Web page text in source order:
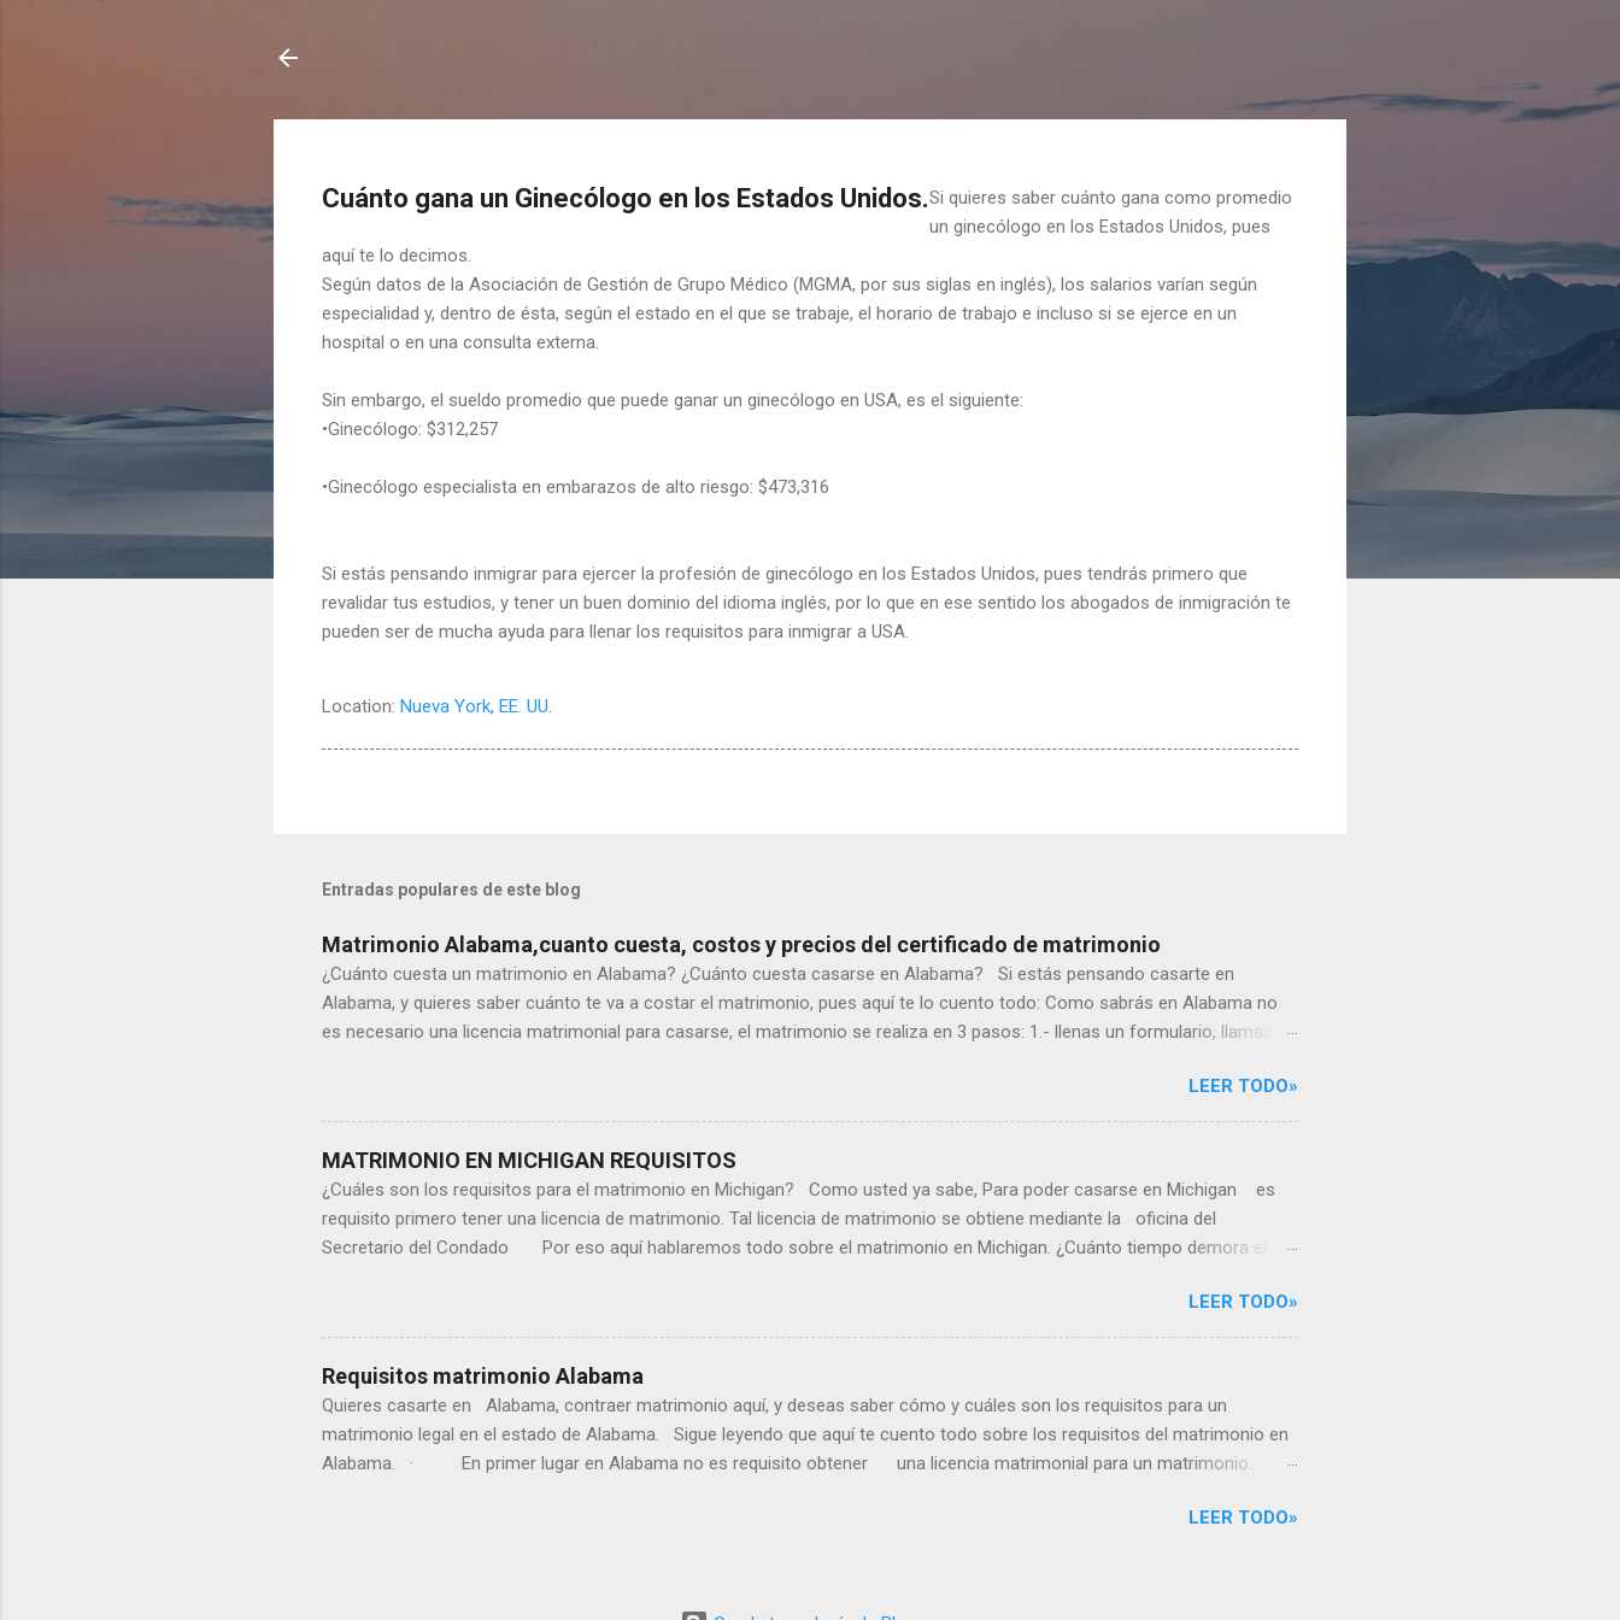
Cuánto gana un Ginecólogo en los Estados Unidos.Si quieres saber cuánto gana como promedio
un ginecólogo en los Estados Unidos, pues
aquí te lo decimos.
Según datos de la Asociación de Gestión de Grupo Médico (MGMA, por sus siglas en inglés), los salarios varían según
especialidad y, dentro de ésta, según el estado en el que se trabaje, el horario de trabajo e incluso si se ejerce en un
hospital o en una consulta externa.
Sin embargo, el sueldo promedio que puede ganar un ginecólogo en USA, es el siguiente:
•Ginecólogo: $312,257
•Ginecólogo especialista en embarazos de alto riesgo: $473,316
Si estás pensando inmigrar para ejercer la profesión de ginecólogo en los Estados Unidos, pues tendrás primero que
revalidar tus estudios, y tener un buen dominio del idioma inglés, por lo que en ese sentido los abogados de inmigración te
pueden ser de mucha ayuda para llenar los requisitos para inmigrar a USA.
Location: Nueva York, EE. UU.
Entradas populares de este blog
Matrimonio Alabama,cuanto cuesta, costos y precios del certificado de matrimonio
¿Cuánto cuesta un matrimonio en Alabama? ¿Cuánto cuesta casarse en Alabama? Si estás pensando casarte en
Alabama, y quieres saber cuánto te va a costar el matrimonio, pues aquí te lo cuento todo: Como sabrás en Alabama no
es necesario una licencia matrimonial para casarse, el matrimonio se realiza en 3 pasos: 1.- llenas un formulario, llamado
2.- Firmas el formulario ante un notario, esto tiene un costo de $ 5.00. 3.- Presentas tu formulario para su registro ante
el tribunal de sucesiones del condado que prefieras, no hay un requisito de residencia en Alabama para el matrimonio.
Ahora, el registro del certificado de matrimonio en Alabama tiene un costo dependiendo del condado donde presentes el
LEER TODO»
MATRIMONIO EN MICHIGAN REQUISITOS
¿Cuáles son los requisitos para el matrimonio en Michigan? Como usted ya sabe, Para poder casarse en Michigan es
requisito primero tener una licencia de matrimonio. Tal licencia de matrimonio se obtiene mediante la oficina del
Secretario del Condado Por eso aquí hablaremos todo sobre el matrimonio en Michigan. ¿Cuánto tiempo demora el
cuesta la licencia de matrimonio en Michigan? ¿Dónde es válida la licencia de matrimonio obtenida en Michigan? ¿Cuáles
son los requisitos para el matrimonio de extranjeros en Michigan? ¿Dónde están las oficinas para solicitar la licencia de
matrimonio en Michigan? ¿Se puede solicitar la licencia de matrimonio por internet en Michigan? · Estos son los
requisitos para el matrimonio en ...
LEER TODO»
Requisitos matrimonio Alabama
Quieres casarte en Alabama, contraer matrimonio aquí, y deseas saber cómo y cuáles son los requisitos para un
matrimonio legal en el estado de Alabama. Sigue leyendo que aquí te cuento todo sobre los requisitos del matrimonio en
Alabama. · En primer lugar en Alabama no es requisito obtener una licencia matrimonial para un matrimonio.
contraer matrimonio es llenar un formulario, llamado certificado matrimonial, the Marriage Certificate form, y luego es
LEER TODO»